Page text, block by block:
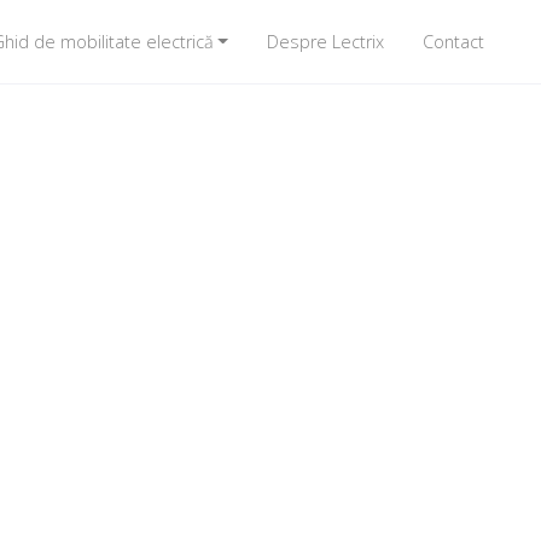
de mobilitate electrică Despre Lectrix Contact